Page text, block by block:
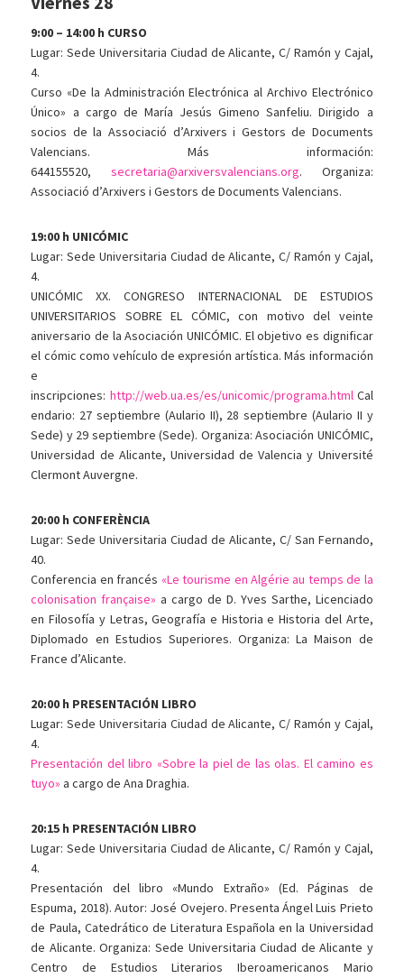
9:00 – 14:00 h CURSO
Lugar: Sede Universitaria Ciudad de Alicante, C/ Ramón y Cajal,
4.
Curso «De la Administración Electrónica al Archivo Electrónico
Único» a cargo de María Jesús Gimeno Sanfeliu. Dirigido a
socios de la Associació d’Arxivers i Gestors de Documents
Valencians. Más información:
644155520, secretaria@arxiversvalencians.org. Organiza:
Associació d’Arxivers i Gestors de Documents Valencians.
19:00 h UNICÓMIC
Lugar: Sede Universitaria Ciudad de Alicante, C/ Ramón y Cajal,
4.
UNICÓMIC XX. CONGRESO INTERNACIONAL DE ESTUDIOS
UNIVERSITARIOS SOBRE EL CÓMIC, con motivo del veinte
aniversario de la Asociación UNICÓMIC. El objetivo es dignificar
el cómic como vehículo de expresión artística. Más información
e
inscripciones: http://web.ua.es/es/unicomic/programa.html Cal
endario: 27 septiembre (Aulario II), 28 septiembre (Aulario II y
Sede) y 29 septiembre (Sede). Organiza: Asociación UNICÓMIC,
Universidad de Alicante, Universidad de Valencia y Université
Clermont Auvergne.
20:00 h CONFERÈNCIA
Lugar: Sede Universitaria Ciudad de Alicante, C/ San Fernando,
40.
Conferencia en francés «Le tourisme en Algérie au temps de la
colonisation française»a cargo de D. Yves Sarthe, Licenciado
en Filosofía y Letras, Geografía e Historia e Historia del Arte,
Diplomado en Estudios Superiores. Organiza: La Maison de
France d’Alicante.
20:00 h PRESENTACIÓN LIBRO
Lugar: Sede Universitaria Ciudad de Alicante, C/ Ramón y Cajal,
4.
Presentación del libro «Sobre la piel de las olas. El camino es
tuyo»a cargo de Ana Draghia.
20:15 h PRESENTACIÓN LIBRO
Lugar: Sede Universitaria Ciudad de Alicante, C/ Ramón y Cajal,
4.
Presentación del libro «Mundo Extraño» (Ed. Páginas de
Espuma, 2018). Autor: José Ovejero. Presenta Ángel Luis Prieto
de Paula, Catedrático de Literatura Española en la Universidad
de Alicante. Organiza: Sede Universitaria Ciudad de Alicante y
Centro de Estudios Literarios Iberoamericanos Mario